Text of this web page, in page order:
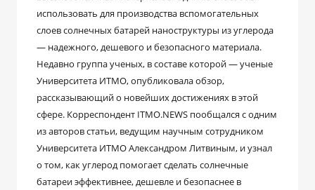
использовать для производства вспомогательных
слоев солнечных батарей наноструктуры из углерода
— надежного, дешевого и безопасного материала.
Недавно группа ученых, в составе которой — ученые
Университета ИТМО, опубликовала обзор,
рассказывающий о новейших достижениях в этой
сфере. Корреспондент ITMO.NEWS пообщался с одним
из авторов статьи, ведущим научным сотрудником
Университета ИТМО Александром Литвиным, и узнал
о том, как углерод помогает сделать солнечные
батареи эффективнее, дешевле и безопаснее в